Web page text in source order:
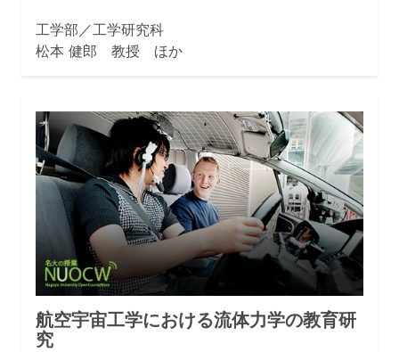
工学部／工学研究科
松本 健郎 教授 ほか
航空宇宙工学における流体力学の教育研
究